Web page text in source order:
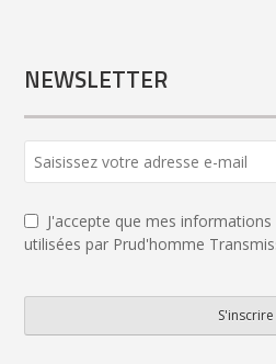
NEWSLETTER
Email *
J'accepte que mes
utilisées par Prud'homme
S'inscrire